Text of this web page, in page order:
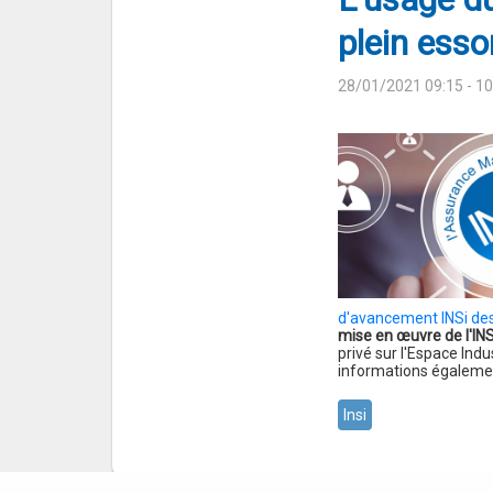
plein
28/01/2021 09:15 -
d'avancement INSi
mise en œuvre de
privé sur l'Espace
informations
Insi